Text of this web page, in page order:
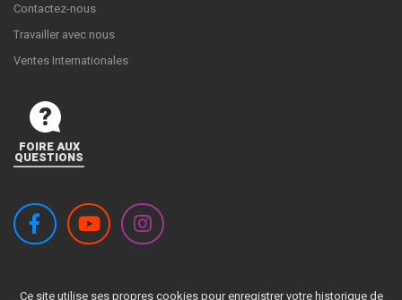
Contactez-nous
Travailler avec nous
Ventes Internationales
FOIRE AUX
QUESTIONS
Ce site utilise ses propres cookies pour enregistrer votre historique de